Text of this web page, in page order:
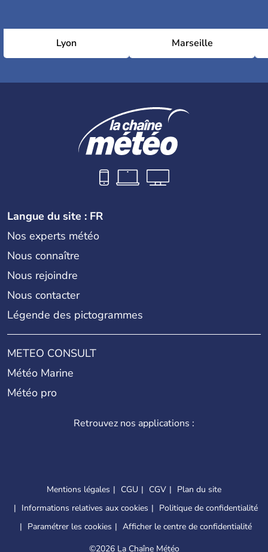
Lyon Marseille
Langue du site : FR
Nos experts météo
Nous connaître
Nous rejoindre
Nous contacter
Légende des pictogrammes
METEO CONSULT
Météo Marine
Météo pro
Retrouvez nos applications :
Mentions légales CGU CGV
Plan du site
Informations relatives aux cookies
Politique de confidentialité
Paramétrer les cookies
Afficher le centre de confidentialité
©2026 La Chaîne Météo